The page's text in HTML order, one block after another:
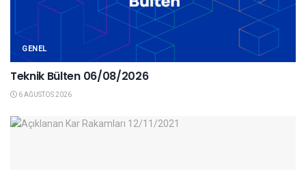
GENEL
Teknik Bülten 06/08/2026
6 AĞUSTOS 2026